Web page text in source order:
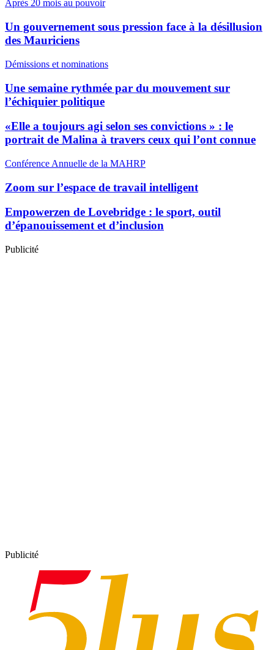
Après 20 mois au pouvoir
Un gouvernement sous pression face à la désillusion
des Mauriciens
Démissions et nominations
Une semaine rythmée par du mouvement sur
l’échiquier politique
«Elle a toujours agi selon ses convictions » : le
portrait de Malina à travers ceux qui l’ont connue
Conférence Annuelle de la MAHRP
Zoom sur l’espace de travail intelligent
Empowerzen de Lovebridge : le sport, outil
d’épanouissement et d’inclusion
Publicité
Publicité